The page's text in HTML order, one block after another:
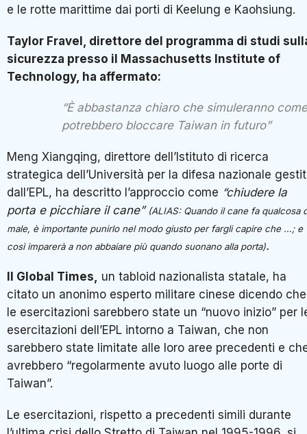
e le rotte marittime dai porti di Keelung e Kaohsiung.
Taylor Fravel, direttore del programma di studi
sicurezza presso il Massachusetts Institute of
Technology, ha affermato:
“È abbastanza chiaro che simuleranno come
potrebbero bloccare Taiwan in futuro”
Meng Xiangqing, direttore dell’Istituto di ricerca
strategica dell’Università per la difesa nazionale
dall’EPL, ha descritto l’approccio come “chiudere la
porta e picchiare il cane” (ALIAS: Quando il cane fa qualcosa
male, è importante punirlo nel modo giusto per fargli capire che …; e
così imparerà a non abbaiare più quando suonano alla porta).
Il Global Times, un tabloid nazionalista statale, ha
citato un anonimo esperto militare cinese dicendo che
le esercitazioni sarebbero state un “nuovo inizio” per
esercitazioni dell’EPL intorno a Taiwan, che non
sarebbero state limitate alle loro aree precedenti e
avrebbero “regolarmente avuto luogo alle porte di
Taiwan”.
Le esercitazioni, rispetto a precedenti simili durante